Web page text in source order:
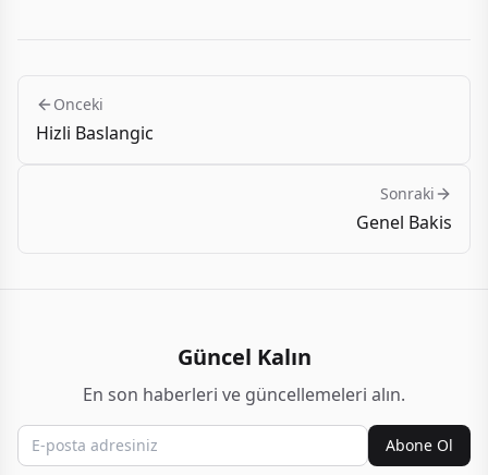
Onceki
Hizli Baslangic
Sonraki
Genel Bakis
Güncel Kalın
En son haberleri ve güncellemeleri alın.
Abone Ol